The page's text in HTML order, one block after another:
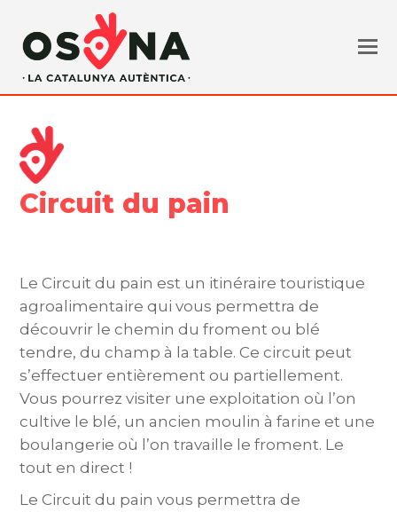
Circuit du pain
Le Circuit du pain est un itinéraire touristique
agroalimentaire qui vous permettra de
découvrir le chemin du froment ou blé
tendre, du champ à la table. Ce circuit peut
s’effectuer entièrement ou partiellement.
Vous pourrez visiter une exploitation où l’on
cultive le blé, un ancien moulin à farine et une
boulangerie où l’on travaille le froment. Le
tout en direct !
Le Circuit du pain vous permettra de